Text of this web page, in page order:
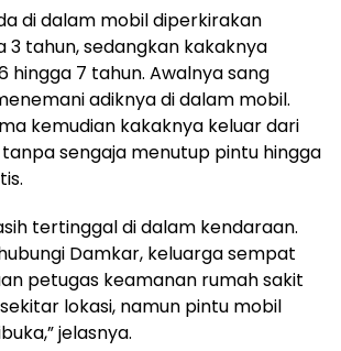
di dalam mobil diperkirakan
3 tahun, sedangkan kakaknya
hingga 7 tahun. Awalnya sang
adiknya di dalam mobil.
kemudian kakaknya keluar dari
sengaja menutup pintu hingga
tertinggal di dalam kendaraan.
Damkar, keluarga sempat
petugas keamanan rumah sakit
lokasi, namun pintu mobil
jelasnya.